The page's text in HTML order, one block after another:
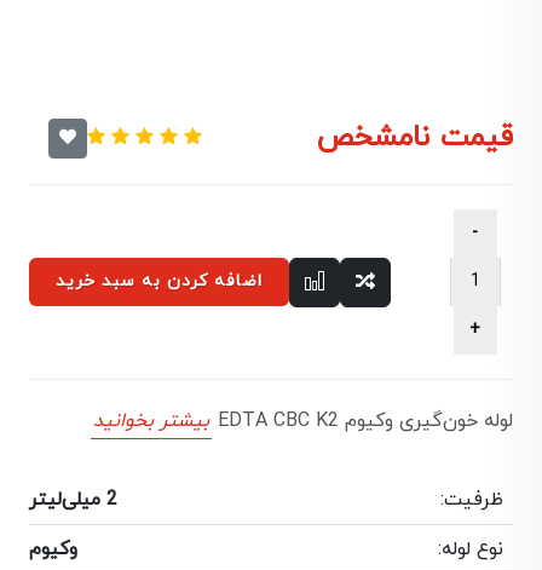
قیمت نامشخص
اضافه کردن به سبد خرید
لوله خون‌گیری وکیوم EDTA CBC K2 بیشتر بخوانید
ظرفیت:
2 میلی‌لیتر
نوع لوله:
وکیوم